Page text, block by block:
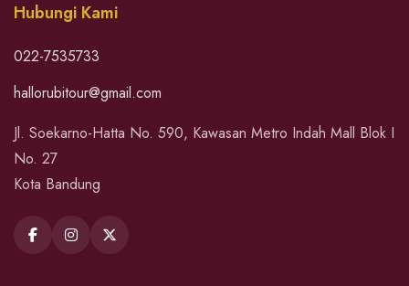
Hubungi Kami
022-7535733
hallorubitour@gmail.com
Jl. Soekarno-Hatta No. 590, Kawasan Metro Indah Mall Blok I
No. 27
Kota Bandung